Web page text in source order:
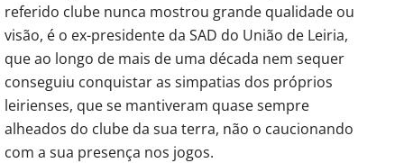
referido clube nunca mostrou grande qualidade ou
visão, é o ex-presidente da SAD do União de Leiria,
que ao longo de mais de uma década nem sequer
conseguiu conquistar as simpatias dos próprios
leirienses, que se mantiveram quase sempre
alheados do clube da sua terra, não o caucionando
com a sua presença nos jogos.